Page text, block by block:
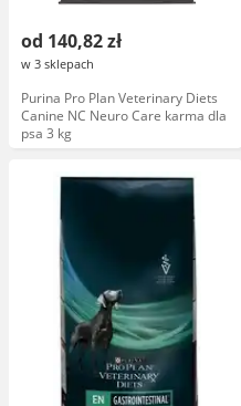
od 140,82 zł
w 3 sklepach
Purina Pro Plan Veterinary Diets
Canine NC Neuro Care karma dla
psa 3 kg